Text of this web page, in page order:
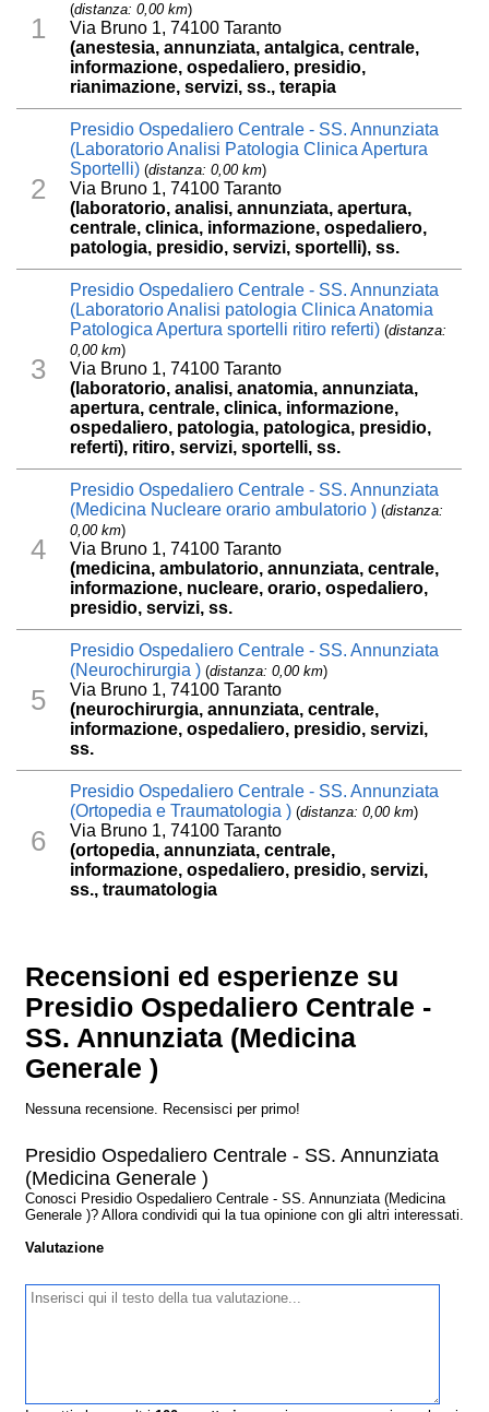
1
(distanza: 0,00 km)
Via Bruno 1, 74100 Taranto
(anestesia, annunziata, antalgica, centrale,
informazione, ospedaliero, presidio,
rianimazione, servizi, ss., terapia
2
Presidio Ospedaliero Centrale - SS. Annunziata
(Laboratorio Analisi Patologia Clinica Apertura
Sportelli) (distanza: 0,00 km)
Via Bruno 1, 74100 Taranto
(laboratorio, analisi, annunziata, apertura,
centrale, clinica, informazione, ospedaliero,
patologia, presidio, servizi, sportelli), ss.
3
Presidio Ospedaliero Centrale - SS. Annunziata
(Laboratorio Analisi patologia Clinica Anatomia
Patologica Apertura sportelli ritiro referti) (distanza:
0,00 km)
Via Bruno 1, 74100 Taranto
(laboratorio, analisi, anatomia, annunziata,
apertura, centrale, clinica, informazione,
ospedaliero, patologia, patologica, presidio,
referti), ritiro, servizi, sportelli, ss.
4
Presidio Ospedaliero Centrale - SS. Annunziata
(Medicina Nucleare orario ambulatorio ) (distanza:
0,00 km)
Via Bruno 1, 74100 Taranto
(medicina, ambulatorio, annunziata, centrale,
informazione, nucleare, orario, ospedaliero,
presidio, servizi, ss.
5
Presidio Ospedaliero Centrale - SS. Annunziata
(Neurochirurgia ) (distanza: 0,00 km)
Via Bruno 1, 74100 Taranto
(neurochirurgia, annunziata, centrale,
informazione, ospedaliero, presidio, servizi,
ss.
6
Presidio Ospedaliero Centrale - SS. Annunziata
(Ortopedia e Traumatologia ) (distanza: 0,00 km)
Via Bruno 1, 74100 Taranto
(ortopedia, annunziata, centrale,
informazione, ospedaliero, presidio, servizi,
ss., traumatologia
Recensioni ed esperienze su
Presidio Ospedaliero Centrale -
SS. Annunziata (Medicina
Generale )
Nessuna recensione. Recensisci per primo!
Presidio Ospedaliero Centrale - SS. Annunziata
(Medicina Generale )
Conosci Presidio Ospedaliero Centrale - SS. Annunziata (Medicina
Generale )? Allora condividi qui la tua opinione con gli altri interessati.
Valutazione